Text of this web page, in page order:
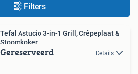
Filters
Tefal Astucio 3-in-1 Grill, Crêpeplaat &
Stoomkoker
Gereserveerd Details